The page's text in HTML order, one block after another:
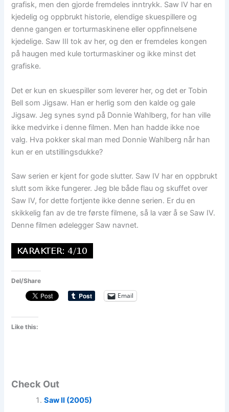
grafisk, men den gjorde fremdeles inntrykk. Saw IV har en
kjedelig og oppbrukt historie, elendige skuespillere og
denne gangen er torturmaskinene eller oppfinnelsene
kjedelige. Saw III tok av her, og den er fremdeles kongen
på haugen med kule torturmaskiner og ikke minst det
grafiske.
Det er kun en skuespiller som leverer her, og det er Tobin
Bell som Jigsaw. Han er herlig som den kalde og gale
Jigsaw. Jeg synes synd på Donnie Wahlberg, for han ville
ikke medvirke i denne filmen. Men han hadde ikke noe
valg. Hva pokker skal man med Donnie Wahlberg når han
kun er en utstillingsdukke?
Saw serien er kjent for gode slutter. Saw IV har en oppbrukt
slutt som ikke fungerer. Jeg ble både flau og skuffet over
Saw IV, for dette fortjente ikke denne serien. Er du en
skikkelig fan av de tre første filmene, så la vær å se Saw IV.
Denne filmen ødelegger Saw navnet.
Del/Share
Email
Like this:
Check Out
Saw II (2005)